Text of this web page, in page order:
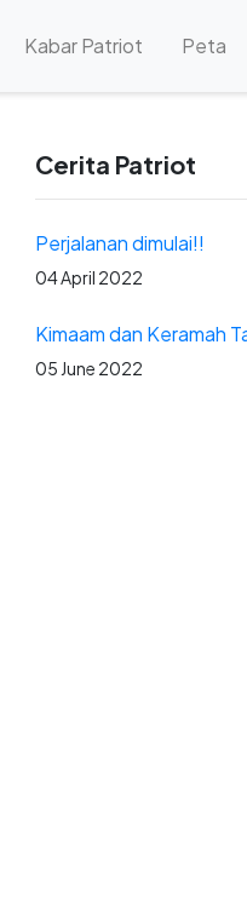
Kabar Patriot Peta
Cerita Patriot
Perjalanan dimulai!!
04 April 2022
Kimaam dan Keramah
05 June 2022